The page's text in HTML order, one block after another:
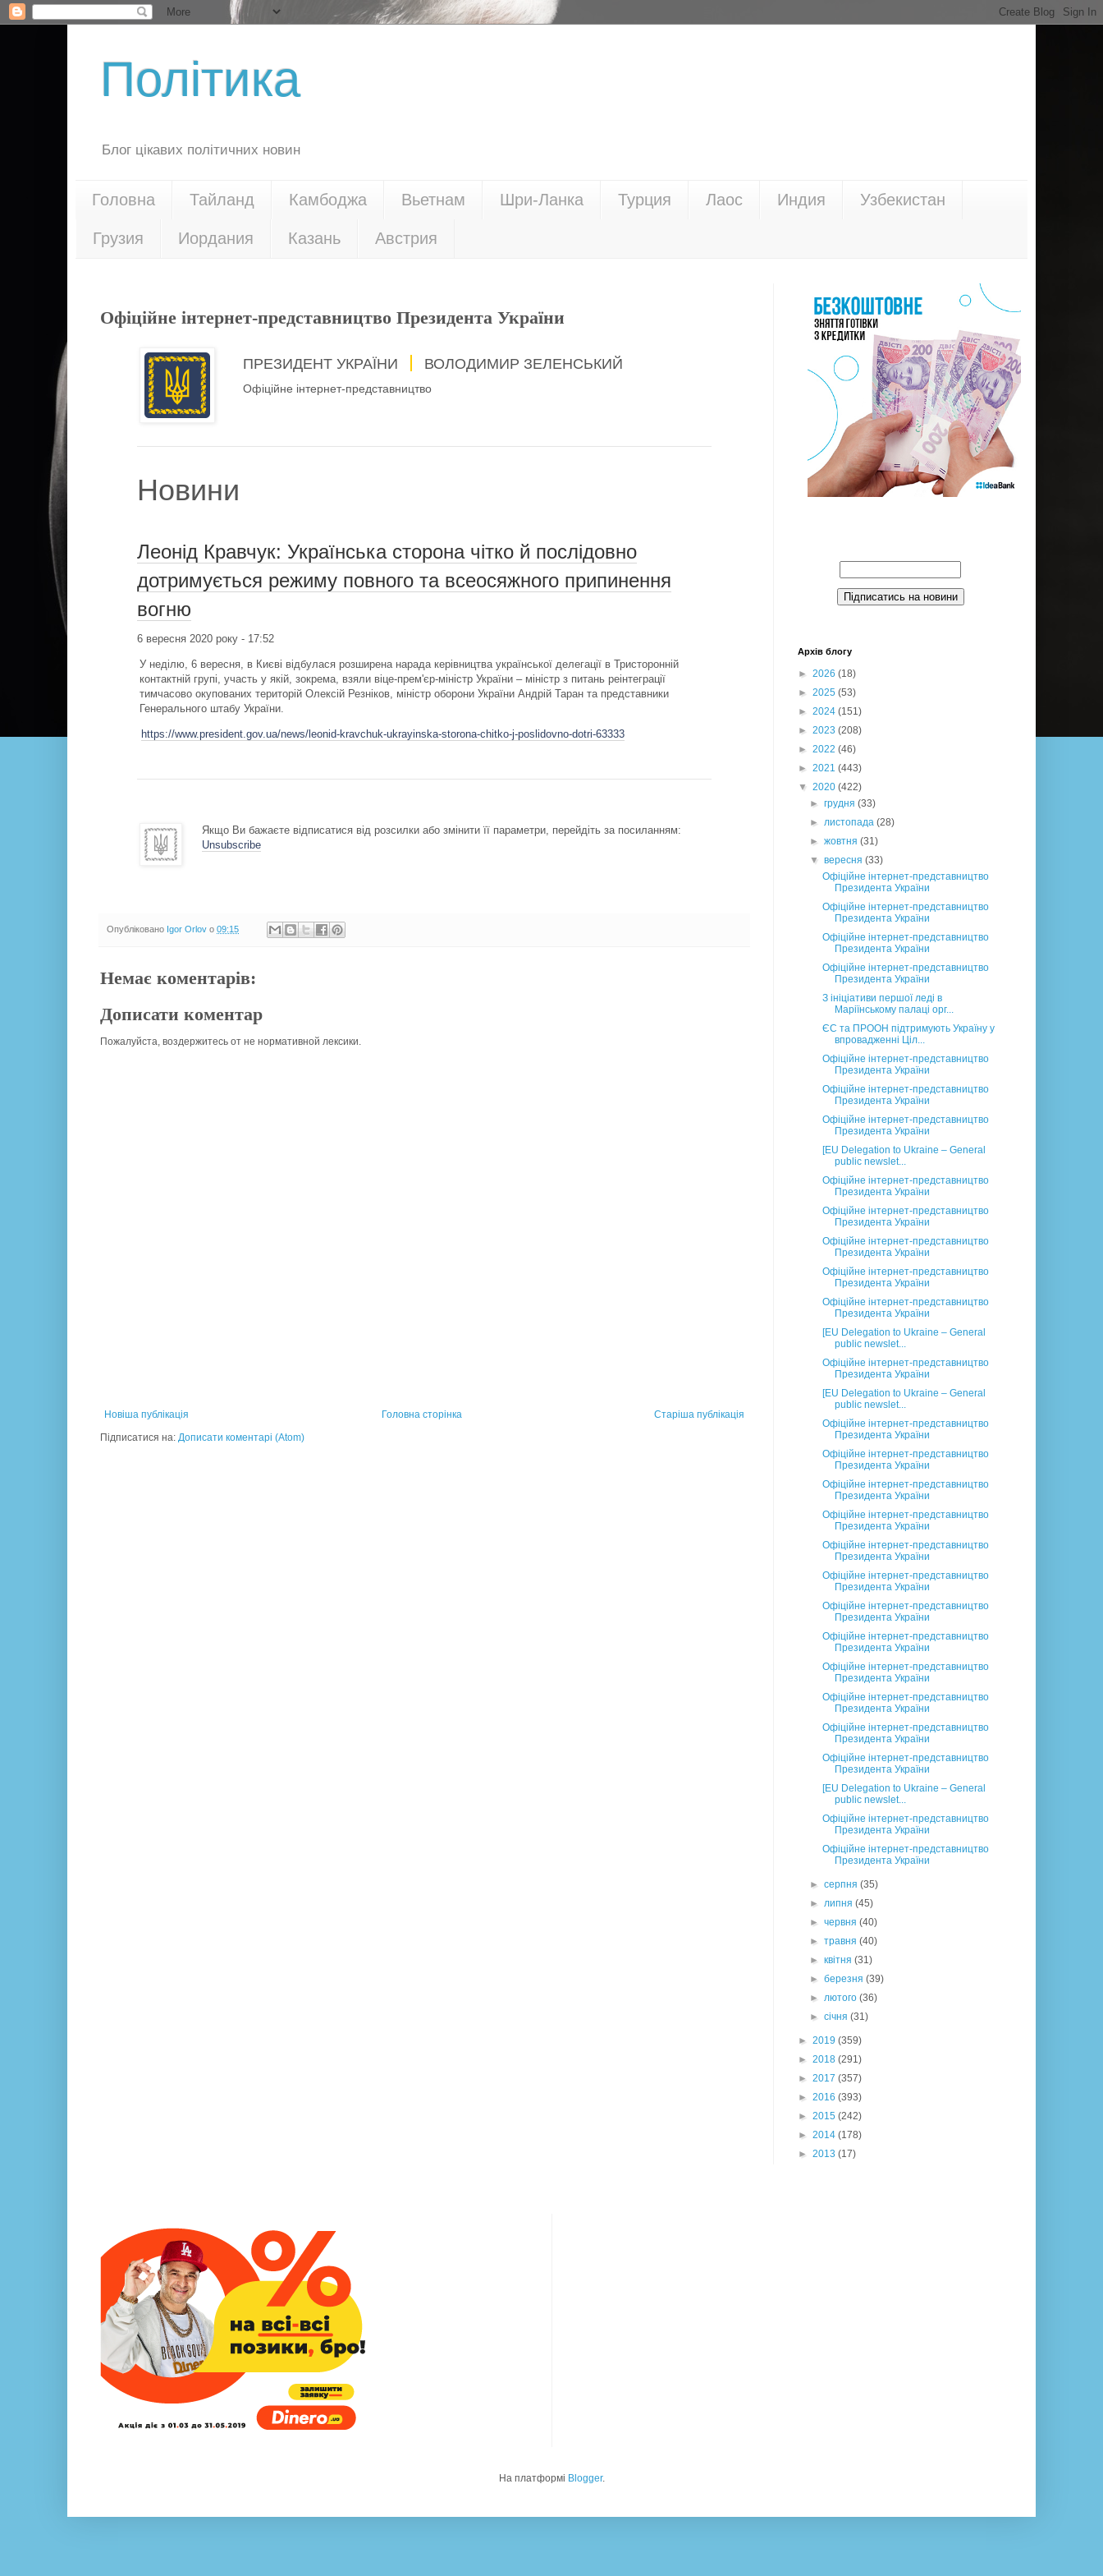
Політика
Блог цікавих політичних новин
Головна Тайланд Камбоджа Вьетнам Шри-Ланка Турция Лаос Индия Узбекистан
Грузия Иордания Казань Австрия
Офіційне інтернет-представництво Президента України
ПРЕЗИДЕНТ УКРАЇНИ ВОЛОДИМИР ЗЕЛЕНСЬКИЙ
Офіційне інтернет-представництво
Новини
Леонід Кравчук: Українська сторона чітко й послідовно
дотримується режиму повного та всеосяжного припинення
вогню
6 вересня 2020 року - 17:52
У неділю, 6 вересня, в Києві відбулася розширена нарада керівництва української делегації в Тристоронній
контактній групі, участь у якій, зокрема, взяли віце-прем'єр-міністр України – міністр з питань реінтеграції
тимчасово окупованих територій Олексій Резніков, міністр оборони України Андрій Таран та представники
Генерального штабу України.
https://www.president.gov.ua/news/leonid-kravchuk-ukrayinska-storona-chitko-j-poslidovno-dotri-63333
Якщо Ви бажаєте відписатися від розсилки або змінити її параметри, перейдіть за посиланням:
Unsubscribe
Опубліковано Igor Orlov о 09:15
Немає коментарів:
Дописати коментар
Пожалуйста, воздержитесь от не нормативной лексики.
Новіша публікація Старіша публікація
Головна сторінка
Підписатися на: Дописати коментарі (Atom)
Архів блогу
► 2026 (18)
► 2025 (53)
► 2024 (151)
► 2023 (208)
► 2022 (46)
► 2021 (443)
▼ 2020 (422)
►грудня(33)
►листопада(28)
►жовтня(31)
▼вересня(33)
Офіційне інтернет-представництво
Президента України
Офіційне інтернет-представництво
Президента України
Офіційне інтернет-представництво
Президента України
Офіційне інтернет-представництво
Президента України
З ініціативи першої леді в
Маріїнському палаці орг...
ЄС та ПРООН підтримують Україну у
впровадженні Ціл...
Офіційне інтернет-представництво
Президента України
Офіційне інтернет-представництво
Президента України
Офіційне інтернет-представництво
Президента України
[EU Delegation to Ukraine – General
public newslet...
Офіційне інтернет-представництво
Президента України
Офіційне інтернет-представництво
Президента України
Офіційне інтернет-представництво
Президента України
Офіційне інтернет-представництво
Президента України
Офіційне інтернет-представництво
Президента України
[EU Delegation to Ukraine – General
public newslet...
Офіційне інтернет-представництво
Президента України
[EU Delegation to Ukraine – General
public newslet...
Офіційне інтернет-представництво
Президента України
Офіційне інтернет-представництво
Президента України
Офіційне інтернет-представництво
Президента України
Офіційне інтернет-представництво
Президента України
Офіційне інтернет-представництво
Президента України
Офіційне інтернет-представництво
Президента України
Офіційне інтернет-представництво
Президента України
Офіційне інтернет-представництво
Президента України
Офіційне інтернет-представництво
Президента України
Офіційне інтернет-представництво
Президента України
Офіційне інтернет-представництво
Президента України
Офіційне інтернет-представництво
Президента України
[EU Delegation to Ukraine – General
public newslet...
Офіційне інтернет-представництво
Президента України
Офіційне інтернет-представництво
Президента України
►серпня(35)
►липня(45)
►червня(40)
►травня(40)
►квітня(31)
►березня(39)
►лютого(36)
►січня(31)
► 2019 (359)
► 2018 (291)
► 2017 (357)
► 2016 (393)
► 2015 (242)
► 2014 (178)
► 2013 (17)
На платформі Blogger.